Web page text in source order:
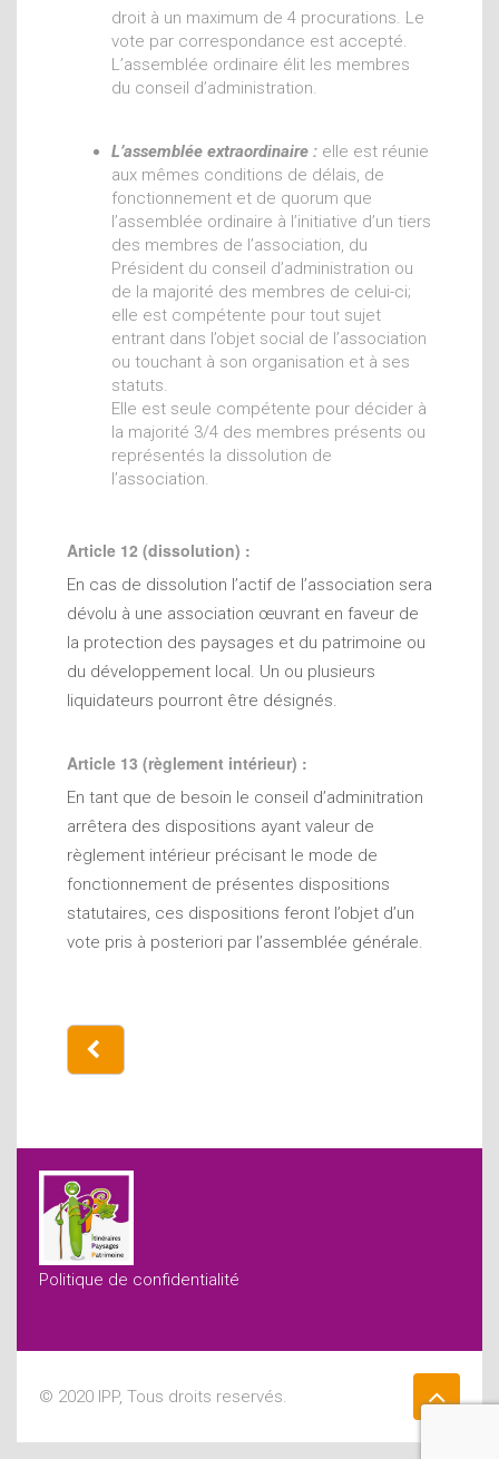
droit à un maximum de 4 procurations. Le
vote par correspondance est accepté.
L’assemblée ordinaire élit les membres
du conseil d’administration.
L’assemblée extraordinaire : elle est réunie
aux mêmes conditions de délais, de
fonctionnement et de quorum que
l’assemblée ordinaire à l’initiative d’un tiers
des membres de l’association, du
Président du conseil d’administration ou
de la majorité des membres de celui-ci;
elle est compétente pour tout sujet
entrant dans l’objet social de l’association
ou touchant à son organisation et à ses
statuts.
Elle est seule compétente pour décider à
la majorité 3/4 des membres présents ou
représentés la dissolution de
l’association.
Article 12 (dissolution) :
En cas de dissolution l’actif de l’association sera
dévolu à une association œuvrant en faveur de
la protection des paysages et du patrimoine ou
du développement local. Un ou plusieurs
liquidateurs pourront être désignés.
Article 13 (règlement intérieur) :
En tant que de besoin le conseil d’adminitration
arrêtera des dispositions ayant valeur de
règlement intérieur précisant le mode de
fonctionnement de présentes dispositions
statutaires, ces dispositions feront l’objet d’un
vote pris à posteriori par l’assemblée générale.
Politique de confidentialité
© 2020 IPP, Tous droits reservés.